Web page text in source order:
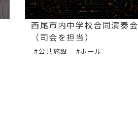
西尾市内中学校合同演奏会
（司会を担当）
#公共施設 #ホール